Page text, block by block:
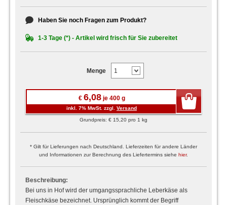
Haben Sie noch Fragen zum Produkt?
1-3 Tage (*) - Artikel wird frisch für Sie zubereitet
Menge
€ 6,08je 400 g
inkl. 7% MwSt. zzgl. Versand
Grundpreis: € 15,20 pro 1 kg
* Gilt für Lieferungen nach Deutschland. Lieferzeiten für andere Länder
und Informationen zur Berechnung des Liefertermins siehe hier.
Beschreibung:
Bei uns in Hof wird der umgangssprachliche Leberkäse als
Fleischkäse bezeichnet. Ursprünglich kommt der Begriff